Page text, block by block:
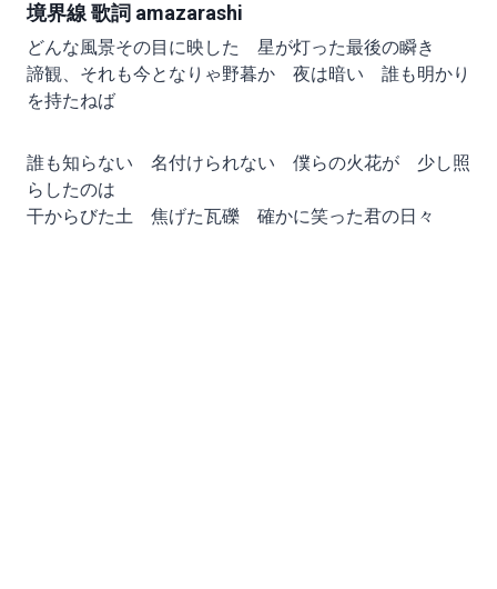
境界線 歌詞 amazarashi
どんな風景その目に映した 星が灯った最後の瞬き
諦観、それも今となりゃ野暮か 夜は暗い 誰も明かり
を持たねば
誰も知らない 名付けられない 僕らの火花が 少し照
らしたのは
干からびた土 焦げた瓦礫 確かに笑った君の日々